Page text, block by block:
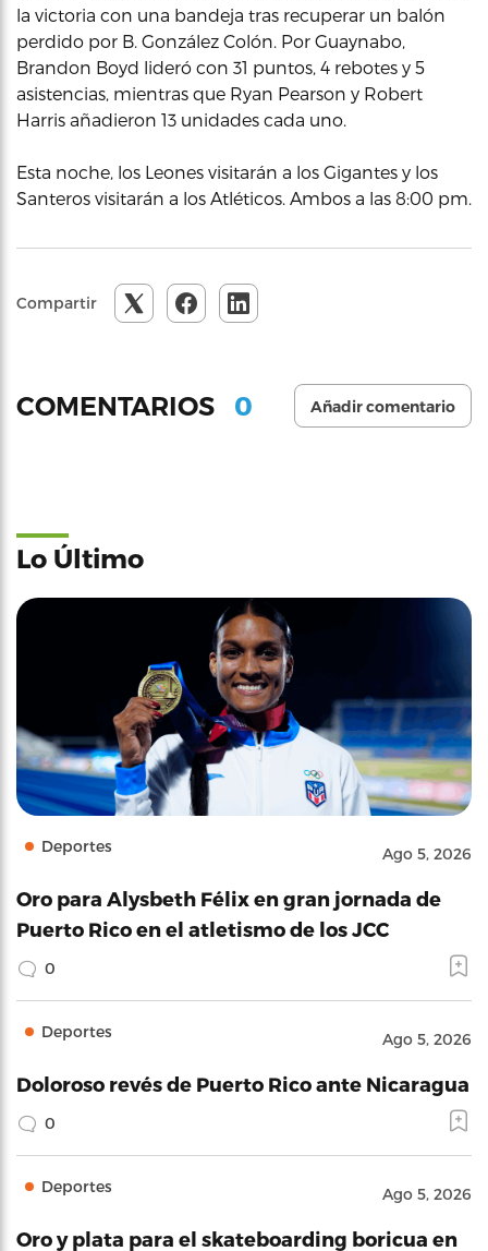
la victoria con una bandeja tras recuperar un balón
perdido por B. González Colón. Por Guaynabo,
Brandon Boyd lideró con 31 puntos, 4 rebotes y 5
asistencias, mientras que Ryan Pearson y Robert
Harris añadieron 13 unidades cada uno.
Esta noche, los Leones visitarán a los Gigantes y los
Santeros visitarán a los Atléticos. Ambos a las 8:00 pm.
Compartir
COMENTARIOS 0 Añadir comentario
Lo Último
Deportes Ago 5, 2026
Oro para Alysbeth Félix en gran jornada de
Puerto Rico en el atletismo de los JCC
0
Deportes Ago 5, 2026
Doloroso revés de Puerto Rico ante Nicaragua
0
Deportes Ago 5, 2026
Oro y plata para el skateboarding boricua en